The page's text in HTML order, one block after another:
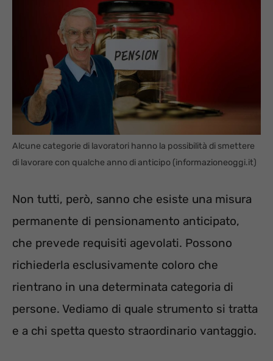
Alcune categorie di lavoratori hanno la possibilità di smettere
di lavorare con qualche anno di anticipo (informazioneoggi.it)
Non tutti, però, sanno che esiste una misura
permanente di pensionamento anticipato,
che prevede requisiti agevolati. Possono
richiederla esclusivamente coloro che
rientrano in una determinata categoria di
persone. Vediamo di quale strumento si tratta
e a chi spetta questo straordinario vantaggio.